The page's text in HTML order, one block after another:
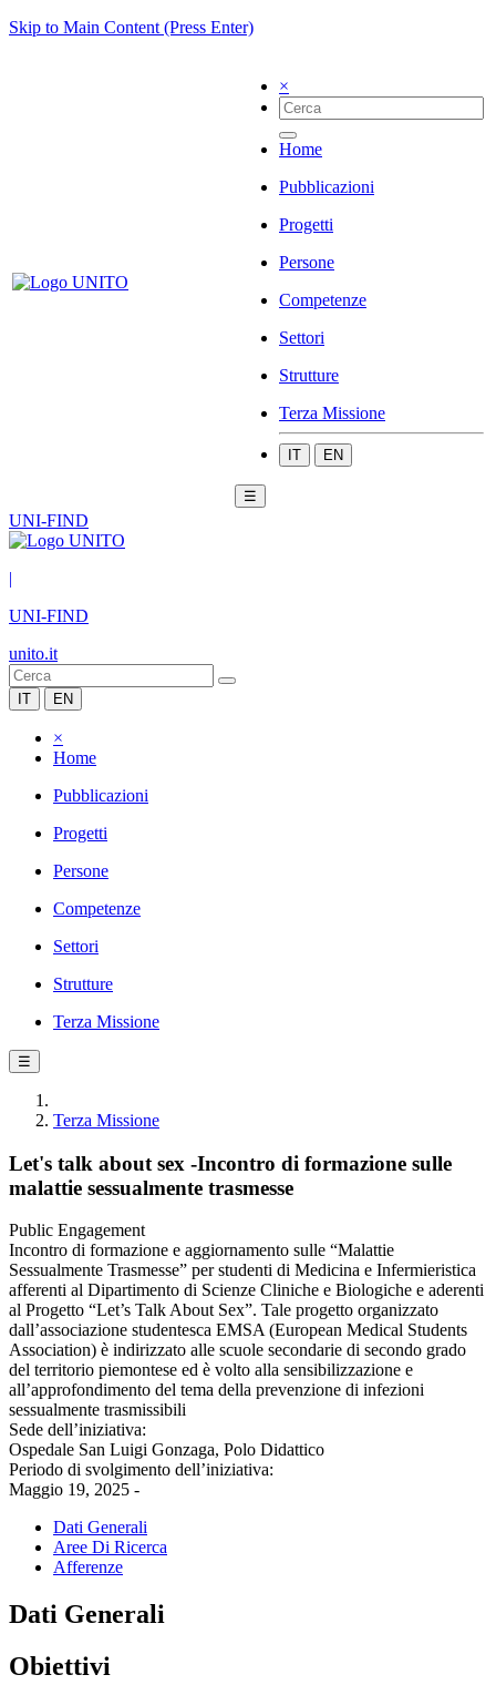
Skip to Main Content (Press Enter)
×
Home
Pubblicazioni
Progetti
Persone
Competenze
Settori
Strutture
Terza Missione
IT EN
☰
UNI-FIND
|
UNI-FIND
unito.it
IT EN
×
Home
Pubblicazioni
Progetti
Persone
Competenze
Settori
Strutture
Terza Missione
☰
Terza Missione
Let's talk about sex -Incontro di formazione sulle
malattie sessualmente trasmesse
Public Engagement
Incontro di formazione e aggiornamento sulle “Malattie
Sessualmente Trasmesse” per studenti di Medicina e Infermieristica
afferenti al Dipartimento di Scienze Cliniche e Biologiche e aderenti
al Progetto “Let’s Talk About Sex”. Tale progetto organizzato
dall’associazione studentesca EMSA (European Medical Students
Association) è indirizzato alle scuole secondarie di secondo grado
del territorio piemontese ed è volto alla sensibilizzazione e
all’approfondimento del tema della prevenzione di infezioni
sessualmente trasmissibili
Sede dell’iniziativa:
Ospedale San Luigi Gonzaga, Polo Didattico
Periodo di svolgimento dell’iniziativa:
Maggio 19, 2025 -
Dati Generali
Aree Di Ricerca
Afferenze
Dati Generali
Obiettivi